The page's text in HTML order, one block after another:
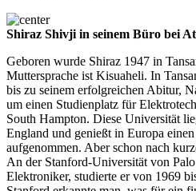
Shiraz Shivji in seinem Büro bei
Geboren wurde Shiraz 1947 in
Muttersprache ist Kisuaheli. In
bis zu seinem erfolgreichen Abitur,
um einen Studienplatz für
South Hampton. Diese Universität
England und genießt in Europa
aufgenommen. Aber schon nach
An der Stanford-Universität von
Elektroniker, studierte er von 1969